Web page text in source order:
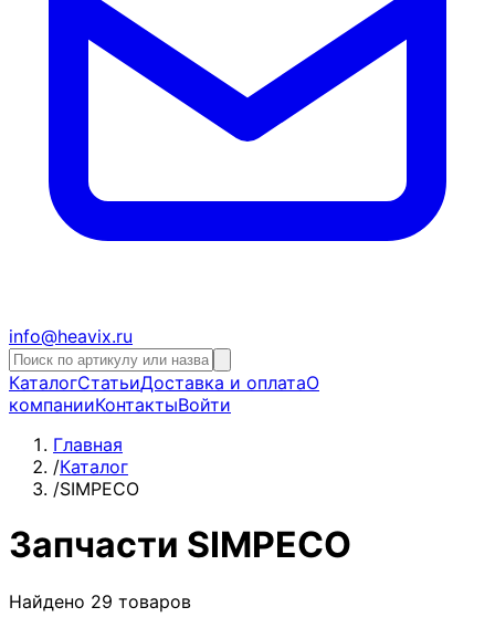
info@heavix.ru
КаталогСтатьиДоставка и оплатаО
компанииКонтактыВойти
Главная
/Каталог
/SIMPECO
Запчасти SIMPECO
Найдено 29 товаров